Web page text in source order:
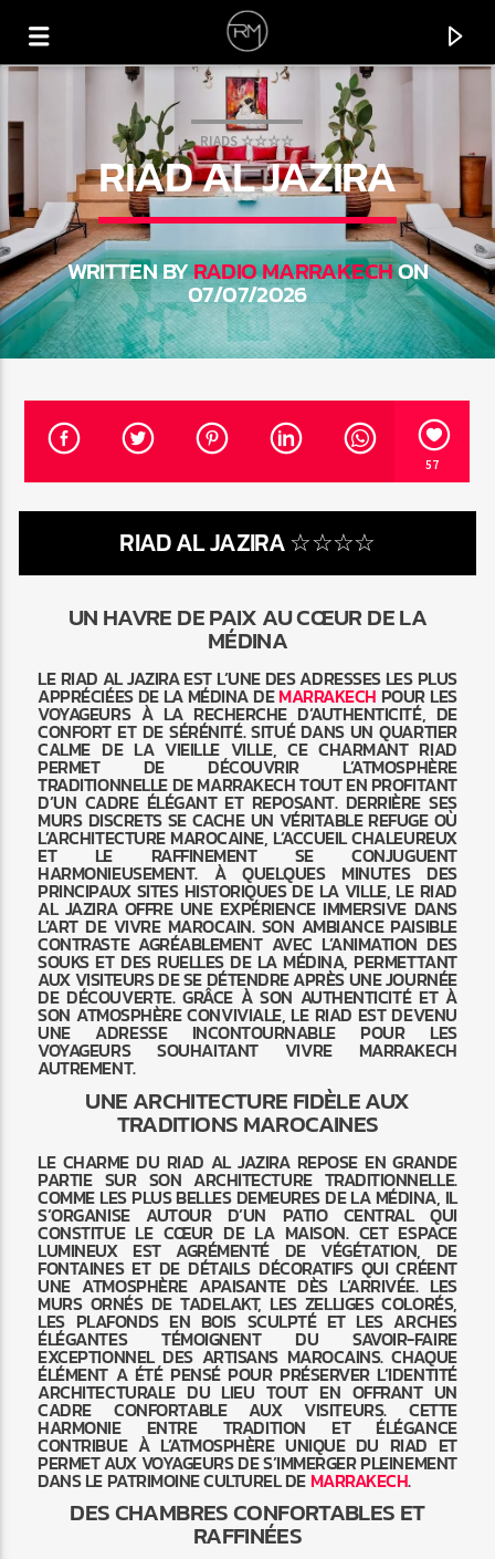
CURRENT TRACK
SILVER LINES
ANOTR
RIADS ☆☆☆☆
RIAD AL JAZIRA
WRITTEN BYRADIO MARRAKECHON
07/07/2026
57
RIAD AL JAZIRA ☆☆☆☆
UN HAVRE DE PAIX AU CŒUR DE LA
MÉDINA
LE RIAD AL JAZIRA EST L’UNE DES ADRESSES LES PLUS
APPRÉCIÉES DE LA MÉDINA DEMARRAKECH POUR LES
VOYAGEURS À LA RECHERCHE D’AUTHENTICITÉ, DE
CONFORT ET DE SÉRÉNITÉ. SITUÉ DANS UN QUARTIER
CALME DE LA VIEILLE VILLE, CE CHARMANT RIAD
PERMET DE DÉCOUVRIR L’ATMOSPHÈRE
TRADITIONNELLE DE MARRAKECH TOUT EN PROFITANT
D’UN CADRE ÉLÉGANT ET REPOSANT. DERRIÈRE SES
MURS DISCRETS SE CACHE UN VÉRITABLE REFUGE OÙ
L’ARCHITECTURE MAROCAINE, L’ACCUEIL CHALEUREUX
ET LE RAFFINEMENT SE CONJUGUENT
HARMONIEUSEMENT. À QUELQUES MINUTES DES
PRINCIPAUX SITES HISTORIQUES DE LA VILLE, LE RIAD
AL JAZIRA OFFRE UNE EXPÉRIENCE IMMERSIVE DANS
L’ART DE VIVRE MAROCAIN. SON AMBIANCE PAISIBLE
CONTRASTE AGRÉABLEMENT AVEC L’ANIMATION DES
SOUKS ET DES RUELLES DE LA MÉDINA, PERMETTANT
AUX VISITEURS DE SE DÉTENDRE APRÈS UNE JOURNÉE
DE DÉCOUVERTE. GRÂCE À SON AUTHENTICITÉ ET À
SON ATMOSPHÈRE CONVIVIALE, LE RIAD EST DEVENU
UNE ADRESSE INCONTOURNABLE POUR LES
VOYAGEURS SOUHAITANT VIVRE MARRAKECH
AUTREMENT.
UNE ARCHITECTURE FIDÈLE AUX
TRADITIONS MAROCAINES
LE CHARME DU RIAD AL JAZIRA REPOSE EN GRANDE
PARTIE SUR SON ARCHITECTURE TRADITIONNELLE.
COMME LES PLUS BELLES DEMEURES DE LA MÉDINA, IL
S’ORGANISE AUTOUR D’UN PATIO CENTRAL QUI
CONSTITUE LE CŒUR DE LA MAISON. CET ESPACE
LUMINEUX EST AGRÉMENTÉ DE VÉGÉTATION, DE
FONTAINES ET DE DÉTAILS DÉCORATIFS QUI CRÉENT
UNE ATMOSPHÈRE APAISANTE DÈS L’ARRIVÉE. LES
MURS ORNÉS DE TADELAKT, LES ZELLIGES COLORÉS,
LES PLAFONDS EN BOIS SCULPTÉ ET LES ARCHES
ÉLÉGANTES TÉMOIGNENT DU SAVOIR-FAIRE
EXCEPTIONNEL DES ARTISANS MAROCAINS. CHAQUE
ÉLÉMENT A ÉTÉ PENSÉ POUR PRÉSERVER L’IDENTITÉ
ARCHITECTURALE DU LIEU TOUT EN OFFRANT UN
CADRE CONFORTABLE AUX VISITEURS. CETTE
HARMONIE ENTRE TRADITION ET ÉLÉGANCE
CONTRIBUE À L’ATMOSPHÈRE UNIQUE DU RIAD ET
PERMET AUX VOYAGEURS DE S’IMMERGER PLEINEMENT
DANS LE PATRIMOINE CULTUREL DEMARRAKECH.
DES CHAMBRES CONFORTABLES ET
RAFFINÉES